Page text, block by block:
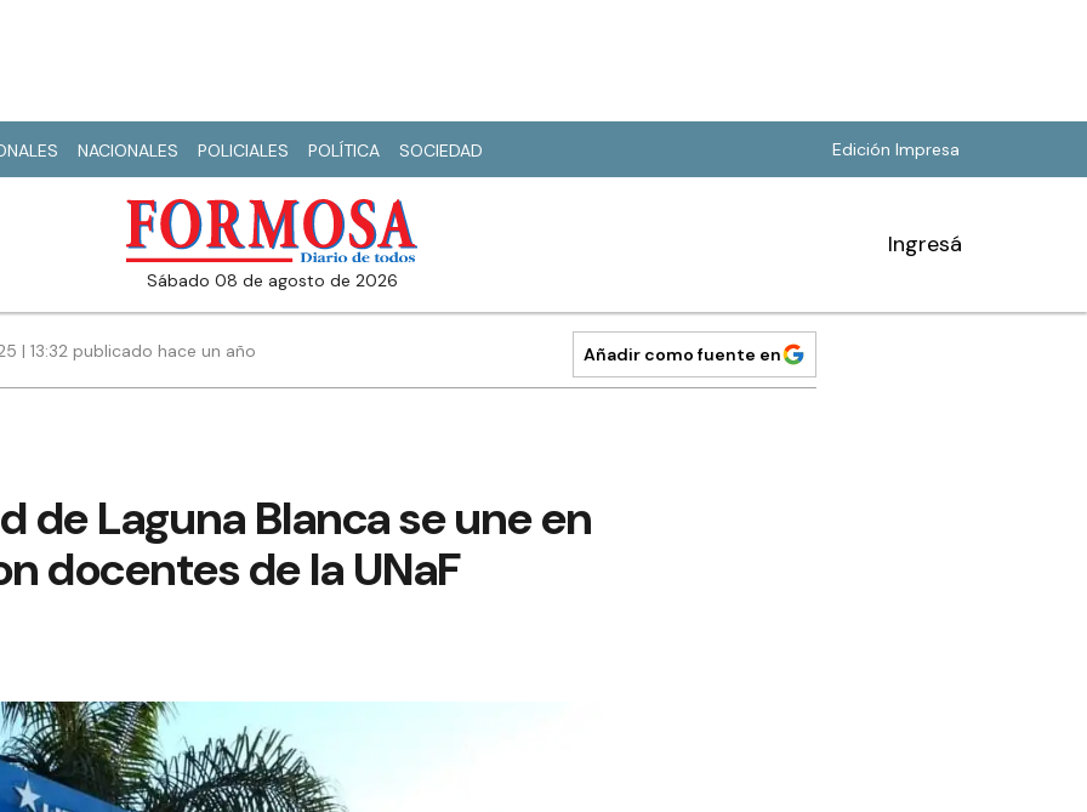
NACIONALES POLICIALES POLÍTICA SOCIEDAD Edición Impresa
sábado 08 de agosto de 2026
Ingresá
| 13:32 publicado hace un año Añadir como fuente en
de Laguna Blanca se une en
docentes de la UNaF